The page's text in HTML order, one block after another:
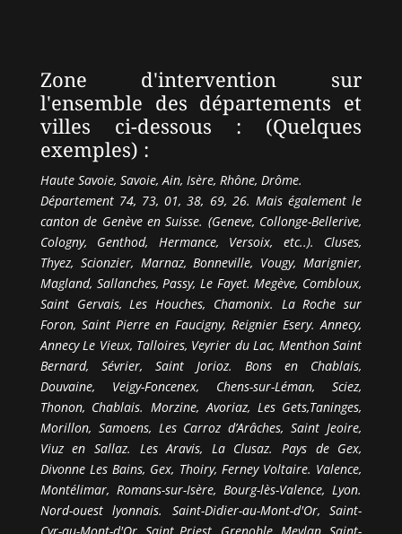
Zone d'intervention sur
l'ensemble des départements et
villes ci-dessous : (Quelques
exemples) :
Haute Savoie, Savoie, Ain, Isère, Rhône, Drôme.
Département 74, 73, 01, 38, 69, 26. Mais également le
canton de Genève en Suisse. (Geneve, Collonge-Bellerive,
Cologny, Genthod, Hermance, Versoix, etc..). Cluses,
Thyez, Scionzier, Marnaz, Bonneville, Vougy, Marignier,
Magland, Sallanches, Passy, Le Fayet. Megève, Combloux,
Saint Gervais, Les Houches, Chamonix. La Roche sur
Foron, Saint Pierre en Faucigny, Reignier Esery. Annecy,
Annecy Le Vieux, Talloires, Veyrier du Lac, Menthon Saint
Bernard, Sévrier, Saint Jorioz. Bons en Chablais,
Douvaine, Veigy-Foncenex, Chens-sur-Léman, Sciez,
Thonon, Chablais. Morzine, Avoriaz, Les Gets,Taninges,
Morillon, Samoens, Les Carroz d’Arâches, Saint Jeoire,
Viuz en Sallaz. Les Aravis, La Clusaz. Pays de Gex,
Divonne Les Bains, Gex, Thoiry, Ferney Voltaire. Valence,
Montélimar, Romans-sur-Isère, Bourg-lès-Valence, Lyon.
Nord-ouest lyonnais. Saint-Didier-au-Mont-d'Or, Saint-